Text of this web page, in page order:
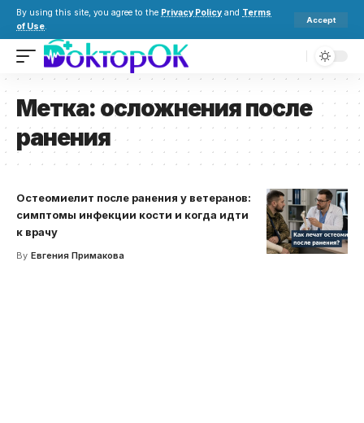
By using this site, you agree to the Privacy Policy and Terms
of Use.
Accept
Метка: осложнения после
ранения
Остеомиелит после ранения у ветеранов:
симптомы инфекции кости и когда идти
к врачу
By Евгения Примакова